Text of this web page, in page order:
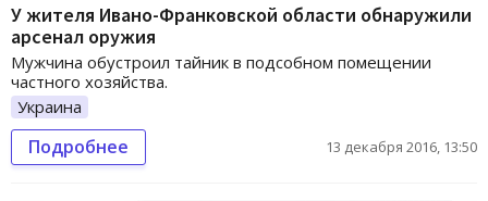
У жителя Ивано-Франковской области обнаружили
арсенал оружия
Мужчина обустроил тайник в подсобном помещении
частного хозяйства.
Украина
Подробнее 13 декабря 2016, 13:50